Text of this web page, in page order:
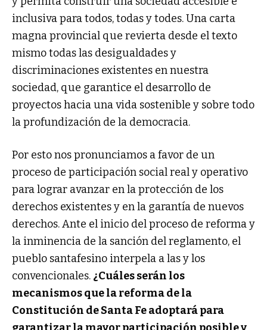
inclusiva para todos, todas y todes. Una carta
magna provincial que revierta desde el texto
mismo todas las desigualdades y
discriminaciones existentes en nuestra
sociedad, que garantice el desarrollo de
proyectos hacia una vida sostenible y sobre todo
la profundización de la democracia.
Por esto nos pronunciamos a favor de un
proceso de participación social real y operativo
para lograr avanzar en la protección de los
derechos existentes y en la garantía de nuevos
derechos. Ante el inicio del proceso de reforma y
la inminencia de la sanción del reglamento, el
pueblo santafesino interpela a las y los
convencionales. ¿Cuáles serán los
mecanismos que la reforma de la
Constitución de Santa Fe adoptará para
garantizar la mayor participación posible y